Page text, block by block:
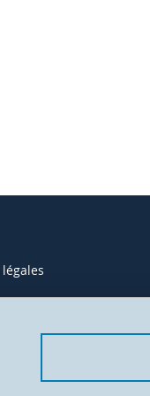
personnelles
cookies